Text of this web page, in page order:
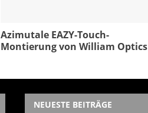
Azimutale EAZY-Touch-
Montierung von William Optics
NEUESTE BEITRÄGE